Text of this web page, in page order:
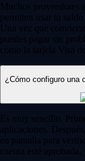
Muchos proveedores
permiten usar tu
Una vez que
puedes pagar sin
como la tarjeta Visa
¿Cómo configuro una
Es muy sencillo.
aplicaciones.
en pantalla para
cuenta esté